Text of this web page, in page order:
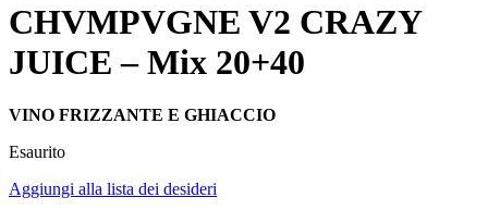
CHVMPVGNE V2 CRAZY
JUICE – Mix 20+40
VINO FRIZZANTE E GHIACCIO
Esaurito
Aggiungi alla lista dei desideri